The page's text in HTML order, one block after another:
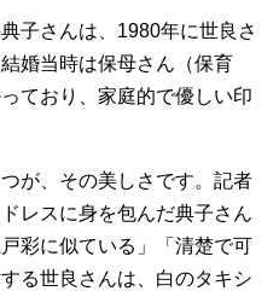
子さんは、1980年に世良さ
婚当時は保母さん（保育
ており、家庭的で優しい印
が、その美しさです。記者
レスに身を包んだ典子さん
彩に似ている」「清楚で可
る世良さんは、白のタキシ